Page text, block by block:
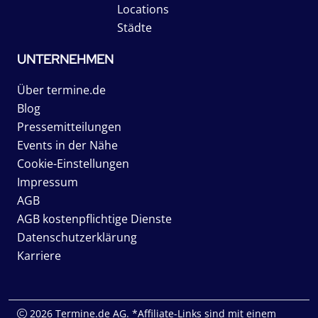
Locations
Städte
UNTERNEHMEN
Über termine.de
Blog
Pressemitteilungen
Events in der Nähe
Cookie-Einstellungen
Impressum
AGB
AGB kostenpflichtige Dienste
Datenschutzerklärung
Karriere
2026 Termine.de AG. *Affiliate-Links sind mit einem